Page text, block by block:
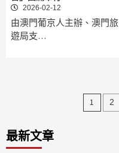
2026-02-12
由澳門葡京人主辦、澳門旅
遊局支…
文
1 2
最新文章